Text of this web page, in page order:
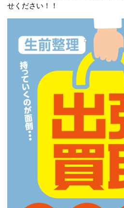
せください！！